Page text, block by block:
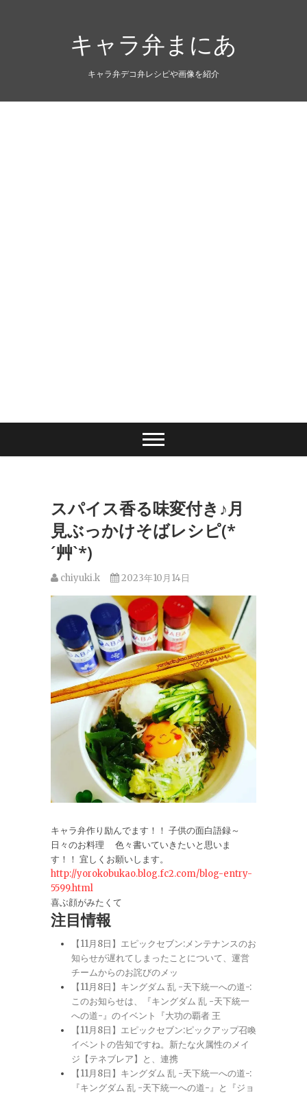
キャラ弁まにあ
キャラ弁デコ弁レシピや画像を紹介
スパイス香る味変付き♪月
見ぶっかけそばレシピ(*
´艸`*)
chiyuki.k 2023年10月14日
キャラ弁作り励んでます！！ 子供の面白語録～
日々のお料理 色々書いていきたいと思いま
す！！ 宜しくお願いします。
http://yorokobukao.blog.fc2.com/blog-entry-
5599.html
喜ぶ顔がみたくて
注目情報
【11月8日】エピックセブン:メンテナンスのお
知らせが遅れてしまったことについて、運営
チームからのお詫びのメッ
【11月8日】キングダム 乱 -天下統一への道-:
このお知らせは、『キングダム 乱 -天下統一
への道-』のイベント『大功の覇者 王
【11月8日】エピックセブン:ピックアップ召喚
イベントの告知ですね。新たな火属性のメイ
ジ【テネブレア】と、連携
【11月8日】キングダム 乱 -天下統一への道-:
『キングダム 乱 -天下統一への道-』と『ジョ